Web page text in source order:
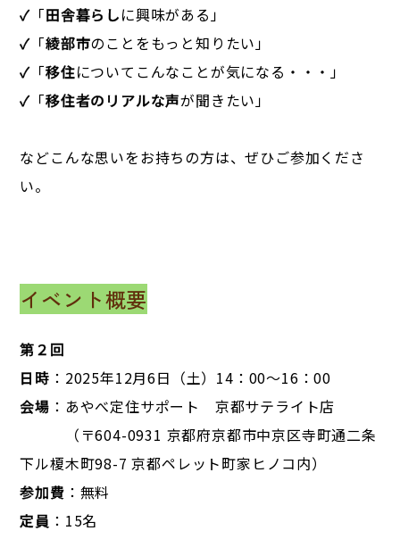
✓ 「田舎暮らしに興味がある」
✓ 「綾部市のことをもっと知りたい」
✓ 「移住についてこんなことが気になる・・・」
✓ 「移住者のリアルな声が聞きたい」
などこんな思いをお持ちの方は、ぜひご参加くださ
い。
イベント概要
第２回
日時 ：2025年12月6日（土）14：00～16：00
会場 ：あやべ定住サポート 京都サテライト店
（〒604-0931 京都府京都市中京区寺町通二条
下ル榎木町98-7 京都ペレット町家ヒノコ内）
参加費 ：無料
定員 ：15名